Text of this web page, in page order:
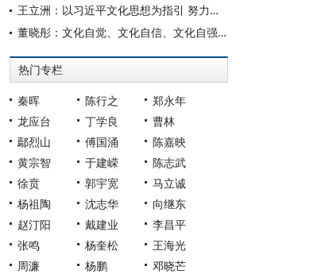
王立洲：以习近平文化思想为指引 努力发展中华文明现代形态
董晓彤：文化自觉、文化自信、文化自强：理解习近平文化思想的三重视角
热门专栏
秦晖 陈行之
郑永年
龙应台
丁学良
曹林
鄢烈山
傅国涌
陈嘉映
黄宗智
于建嵘
陈志武
徐贲
郭宇宽
马立诚
杨祖陶
沈志华
向继东
赵汀阳
戴建业
李昌平
张鸣
杨奎松
王海光
周濂
杨鹏
邓晓芒